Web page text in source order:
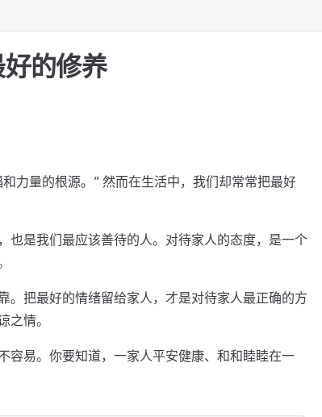
的修养
力量的根源。” 然而在生活中，我们却常常把最好
也是我们最应该善待的人。对待家人的态度，是一个
。把最好的情绪留给家人，才是对待家人最正确的方
之情。
容易。你要知道，一家人平安健康、和和睦睦在一